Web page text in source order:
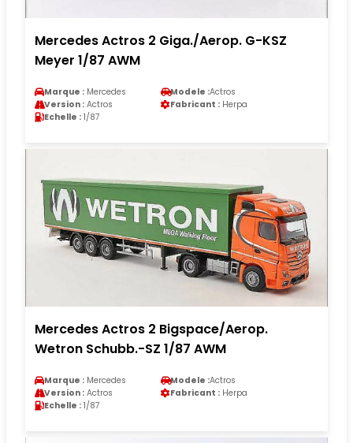
Mercedes Actros 2 Giga./Aerop. G-KSZ
Meyer 1/87 AWM
Marque : Mercedes Modele :Actros
Version : Actros Fabricant : Herpa
Echelle : 1/87
Mercedes Actros 2 Bigspace/Aerop.
Wetron Schubb.-SZ 1/87 AWM
Marque : Mercedes Modele :Actros
Version : Actros Fabricant : Herpa
Echelle : 1/87